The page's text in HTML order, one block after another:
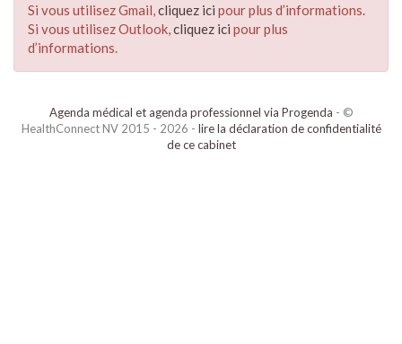
Si vous utilisez Gmail,cliquez ici pour plus d’informations.
Si vous utilisez Outlook,cliquez ici pour plus
d’informations.
Agenda médical et agenda professionnel via Progenda - ©
HealthConnect NV 2015 - 2026 - lire la déclaration de confidentialité
de ce cabinet